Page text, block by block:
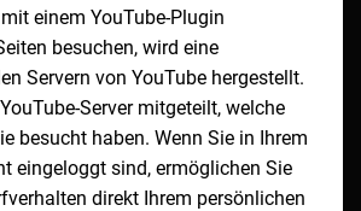
einem YouTube-Plugin
besuchen, wird eine
Servern von YouTube hergestellt.
Server mitgeteilt, welche
besucht haben. Wenn Sie in Ihrem
eingeloggt sind, ermöglichen Sie
direkt Ihrem persönlichen